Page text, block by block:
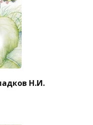
Н.И.